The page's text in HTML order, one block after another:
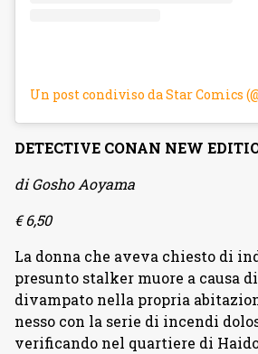
DETECTIVE CONAN NEW
di Gosho Aoyama
€ 6,50
La donna che aveva chiesto di
presunto stalker muore a causa
divampato nella propria
nesso con la serie di incendi
verificando nel quartiere di